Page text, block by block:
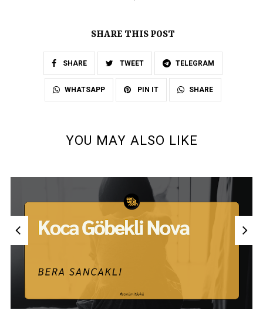
SHARE THIS POST
SHARE TWEET TELEGRAM
WHATSAPP PIN IT SHARE
YOU MAY ALSO LIKE